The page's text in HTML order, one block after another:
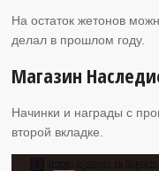
На остаток жетонов
делал в прошлом году.
Магазин
Начинки и награды с
второй вкладке.